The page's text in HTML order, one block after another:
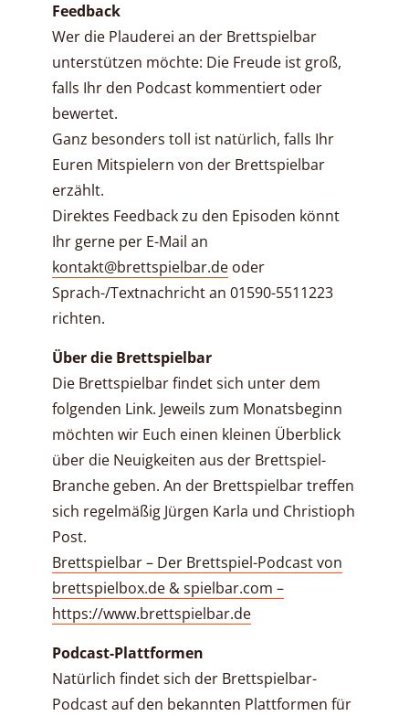
Feedback
Wer die Plauderei an der Brettspielbar
unterstützen möchte: Die Freude ist groß,
falls Ihr den Podcast kommentiert oder
bewertet.
Ganz besonders toll ist natürlich, falls Ihr
Euren Mitspielern von der Brettspielbar
erzählt.
Direktes Feedback zu den Episoden könnt
Ihr gerne per E-Mail an
kontakt@brettspielbar.de oder
Sprach-/Textnachricht an 01590-5511223
richten.
Über die Brettspielbar
Die Brettspielbar findet sich unter dem
folgenden Link. Jeweils zum Monatsbeginn
möchten wir Euch einen kleinen Überblick
über die Neuigkeiten aus der Brettspiel-
Branche geben. An der Brettspielbar treffen
sich regelmäßig Jürgen Karla und Christioph
Post.
Brettspielbar – Der Brettspiel-Podcast von
brettspielbox.de & spielbar.com –
https://www.brettspielbar.de
Podcast-Plattformen
Natürlich findet sich der Brettspielbar-
Podcast auf den bekannten Plattformen für